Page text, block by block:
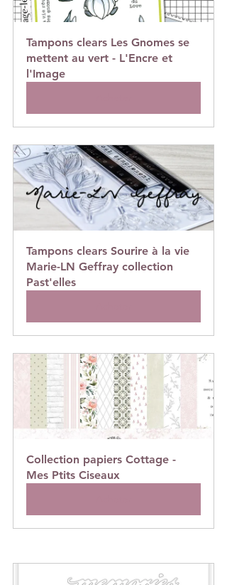
Tampons clears Les Gnomes se
mettent au vert - L'Encre et
l'Image
Tampons clears Sourire à la vie
Marie-LN Geffray collection
Past'elles
Collection papiers Cottage -
Mes Ptits Ciseaux